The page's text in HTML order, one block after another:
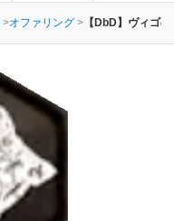
オファリング 【DbD】ヴィゴ